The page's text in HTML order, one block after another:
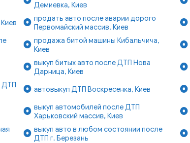
Демиевка, Киев
продать авто после аварии дорого
Первомайский массив, Киев
продажа битой машины Кибальчича,
Киев
выкуп битых авто после ДТП Нова
Дарница, Киев
ДТП
автовыкуп ДТП Воскресенка, Киев
выкуп автомобилей после ДТП
Харьковский массив, Киев
выкуп авто в любом состоянии после
ДТП г. Березань